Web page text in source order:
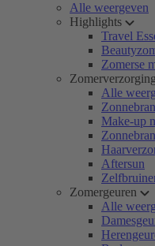
Alle weergeven
Highlights
Travel
Zomerse
Alle
Make-up
Aftersun
Zomergeuren
Alle